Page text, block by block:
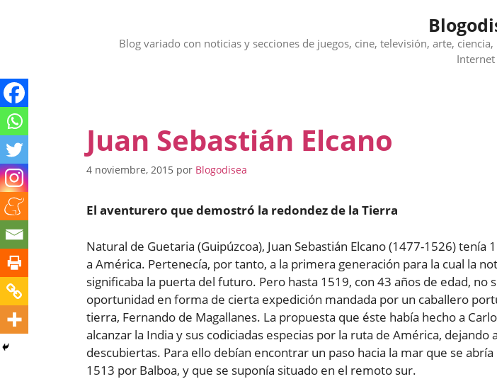
Blog variado con noticias y secciones de juegos, cine, televisión, arte,
Internet
Juan Sebastián Elcano
4 noviembre, 2015 por Blogodisea
El aventurero que demostró la redondez de la Tierra
Natural de Guetaria (Guipúzcoa), Juan Sebastián Elcano (1477-1526) tenía
a América. Pertenecía, por tanto, a la primera generación para la cual la
significaba la puerta del futuro. Pero hasta 1519, con 43 años de edad, no
oportunidad en forma de cierta expedición mandada por un caballero
tierra, Fernando de Magallanes. La propuesta que éste había hecho a
alcanzar la India y sus codiciadas especias por la ruta de América, dejando
descubiertas. Para ello debían encontrar un paso hacia la mar que se
1513 por Balboa, y que se suponía situado en el remoto sur.